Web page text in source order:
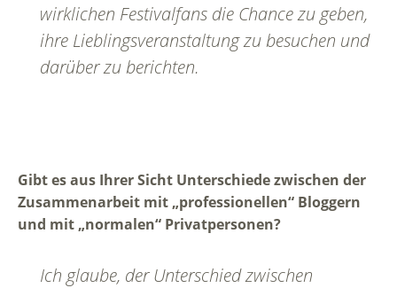
wirklichen Festivalfans die Chance zu geben,
ihre Lieblingsveranstaltung zu besuchen und
darüber zu berichten.
Gibt es aus Ihrer Sicht Unterschiede zwischen der
Zusammenarbeit mit „professionellen“ Bloggern
und mit „normalen“ Privatpersonen?
Ich glaube, der Unterschied zwischen